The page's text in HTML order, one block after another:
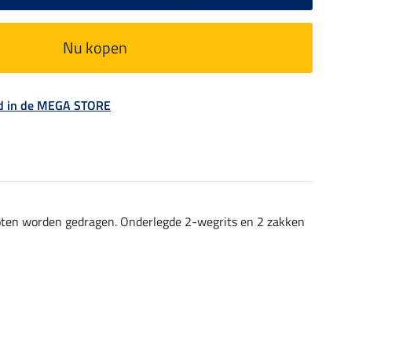
Nu kopen
de MEGA STORE
worden gedragen. Onderlegde 2-wegrits en 2 zakken